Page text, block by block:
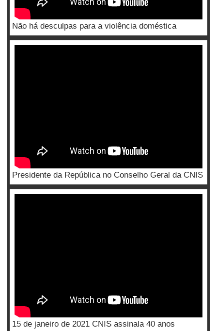
Não há desculpas para a violência doméstica
Presidente da República no Conselho Geral da CNIS
15 de janeiro de 2021 CNIS assinala 40 anos